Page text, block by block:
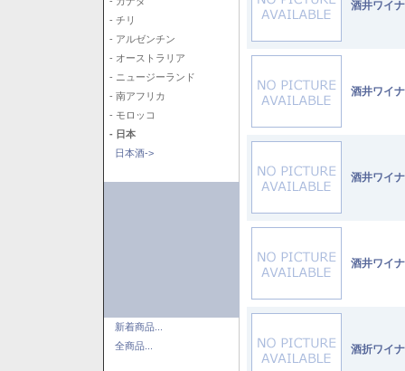
- チリ
- アルゼンチン
- オーストラリア
- ニュージーランド
- 南アフリカ
- モロッコ
- 日本
日本酒->
新着商品...
全商品...
酒井ワイ
酒井ワイ
酒井ワイ
酒井ワイ
酒折ワイ